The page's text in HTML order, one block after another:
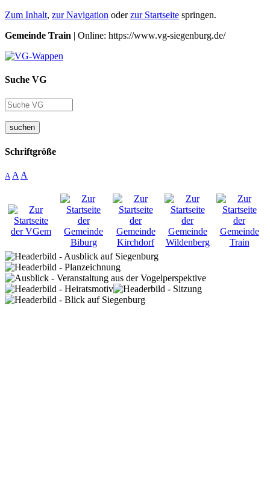
Zum Inhalt, zur Navigation oderzur Startseite springen.
Gemeinde Train | Online: https://www.vg-siegenburg.de/
Suche VG
suchen
Schriftgröße
A A A